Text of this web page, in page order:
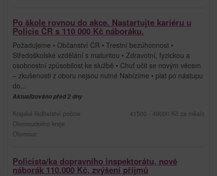
Po škole rovnou do akce. Nastartujte kariéru u
Policie ČR s 110 000 Kč náboráku.
Požadujeme • Občanství ČR • Trestní bezúhonnost •
Středoškolské vzdělání s maturitou • Zdravotní, fyzickou a
osobnostní způsobilost ke službě • Chuť učit se novým věcem
– zkušenosti z oboru nejsou nutné Nabízíme • plat po nástupu
do...
Aktualizováno před 2 dny
Krajské ředitelství policie
Olomouckého kraje
Olomouc
41500 - 49000 Kč za měsíc
Policista/ka dopravního inspektorátu, nově
náborák 110.000 Kč, zvýšení příjmů